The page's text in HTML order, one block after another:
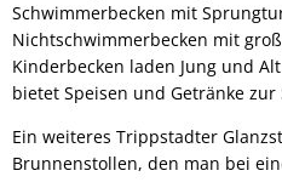
Schwimmerbecken mit
Nichtschwimmerbecken mit
Kinderbecken laden Jung und
bietet Speisen und Getränke zur
Ein weiteres Trippstadter
Brunnenstollen, den man bei